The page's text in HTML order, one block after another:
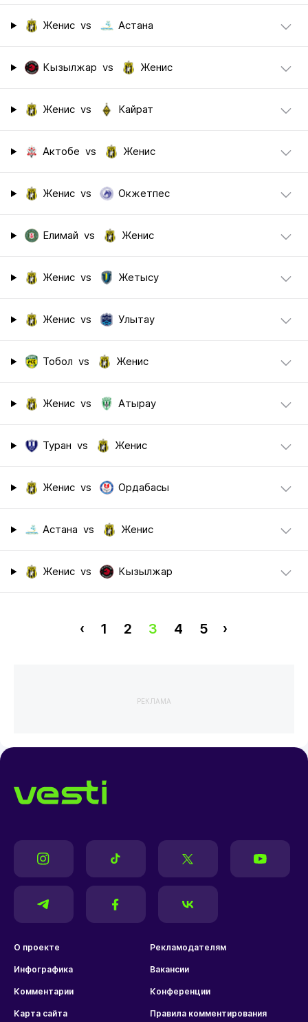
Женис vs Астана
Кызылжар vs Женис
Женис vs Кайрат
Актобе vs Женис
Женис vs Окжетпес
Елимай vs Женис
Женис vs Жетысу
Женис vs Улытау
Тобол vs Женис
Женис vs Атырау
Туран vs Женис
Женис vs Ордабасы
Астана vs Женис
Женис vs Кызылжар
‹ 1 2 3 4 5 ›
РЕКЛАМА
О проекте Рекламодателям
Инфографика Вакансии
Комментарии Конференции
Карта сайта Правила комментирования